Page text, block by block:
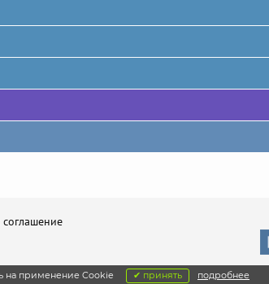
на применение Cookie ✔ принять подробнее
соглашение